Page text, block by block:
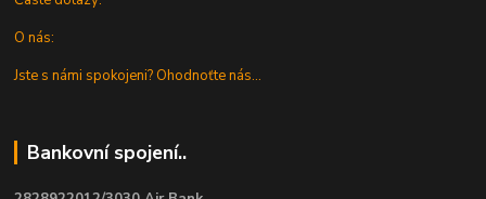
O nás:
Jste s námi spokojeni? Ohodnoťte nás...
Bankovní spojení..